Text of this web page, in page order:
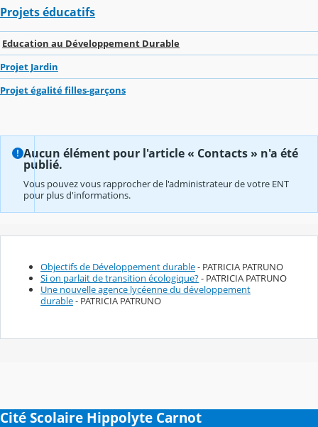
Projets éducatifs
Education au Développement Durable
Projet Jardin
Projet égalité filles-garçons
Aucun élément pour l'article « Contacts » n'a été
publié.
Vous pouvez vous rapprocher de l'administrateur de votre ENT
pour plus d'informations.
Objectifs de Développement durable- PATRICIA PATRUNO
Si on parlait de transition écologique?- PATRICIA PATRUNO
Une nouvelle agence lycéenne du développement
durable- PATRICIA PATRUNO
Cité Scolaire Hippolyte Carnot